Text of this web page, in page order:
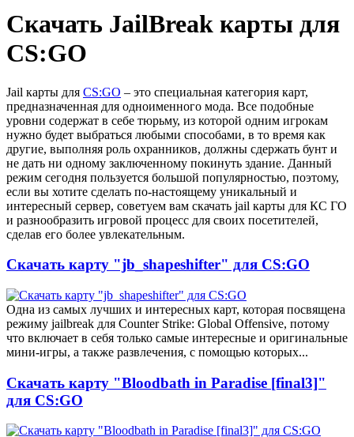
Скачать JailBreak карты для
CS:GO
Jail карты для CS:GO – это специальная категория карт,
предназначенная для одноименного мода. Все подобные
уровни содержат в себе тюрьму, из которой одним игрокам
нужно будет выбраться любыми способами, в то время как
другие, выполняя роль охранников, должны сдержать бунт и
не дать ни одному заключенному покинуть здание. Данный
режим сегодня пользуется большой популярностью, поэтому,
если вы хотите сделать по-настоящему уникальный и
интересный сервер, советуем вам скачать jail карты для КС ГО
и разнообразить игровой процесс для своих посетителей,
сделав его более увлекательным.
Скачать карту "jb_shapeshifter" для CS:GO
Одна из самых лучших и интересных карт, которая посвящена
режиму jailbreak для Counter Strike: Global Offensive, потому
что включает в себя только самые интересные и оригинальные
мини-игры, а также развлечения, с помощью которых...
Скачать карту "Bloodbath in Paradise [final3]"
для CS:GO